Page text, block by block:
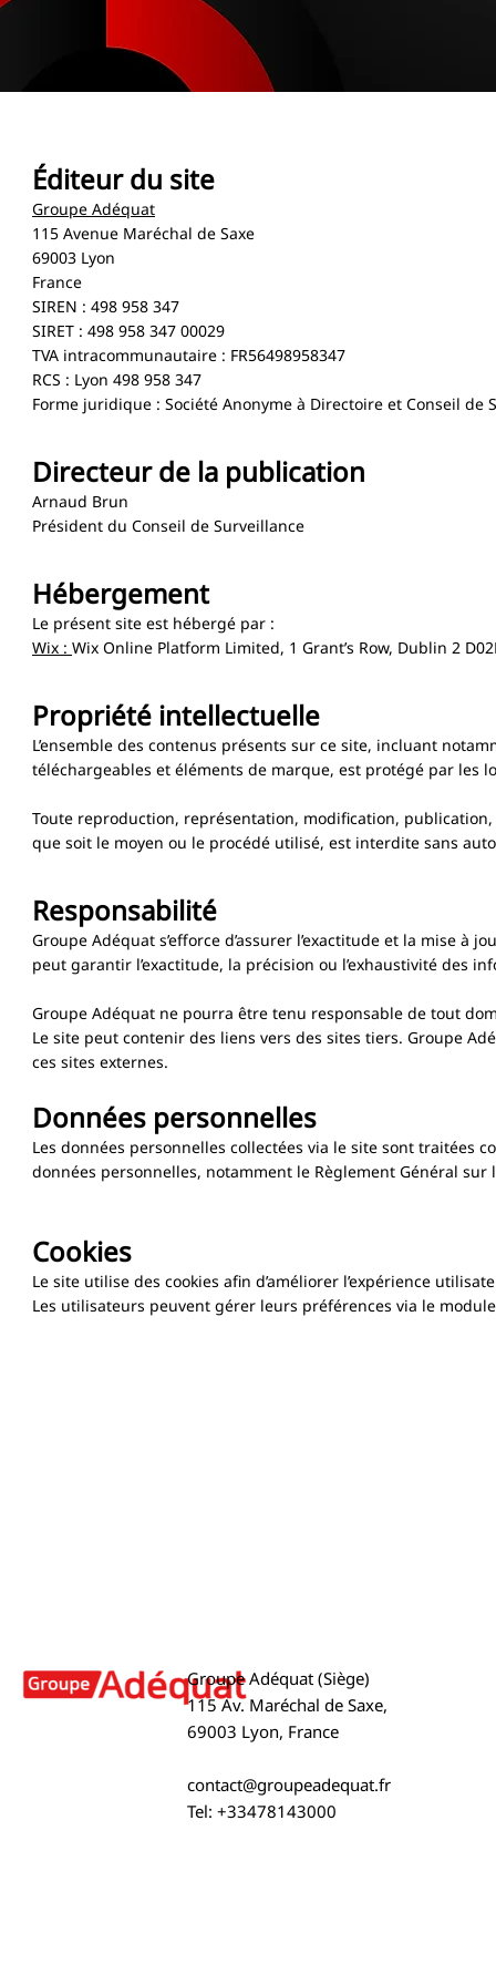
Éditeur du site
Groupe Adéquat
115 Avenue Maréchal de Saxe
69003 Lyon
France
SIREN : 498 958 347
SIRET : 498 958 347 00029
TVA intracommunautaire : FR56498958347
RCS : Lyon 498 958 347
Forme juridique : Société Anonyme à Directoire et Conseil de
Directeur de la publication
Arnaud Brun
Président du Conseil de Surveillance
Hébergement
Le présent site est hébergé par :
Wix : Wix Online Platform Limited, 1 Grant’s Row, Dublin 2
Propriété intellectuelle
L’ensemble des contenus présents sur ce site, incluant
téléchargeables et éléments de marque, est protégé par
Toute reproduction, représentation, modification,
que soit le moyen ou le procédé utilisé, est interdite sans
Responsabilité
Groupe Adéquat s’efforce d’assurer l’exactitude et la mise
peut garantir l’exactitude, la précision ou l’exhaustivité des
Groupe Adéquat ne pourra être tenu responsable de tout
Le site peut contenir des liens vers des sites tiers. Groupe
ces sites externes.
Données personnelles
Les données personnelles collectées via le site sont
données personnelles, notamment le Règlement Général sur
Cookies
Le site utilise des cookies afin d’améliorer l’expérience
Les utilisateurs peuvent gérer leurs préférences via le
Groupe Adéquat (Siège)
115 Av. Maréchal de Saxe,
69003 Lyon, France
contact@groupeadequat.fr
Tel: +33478143000